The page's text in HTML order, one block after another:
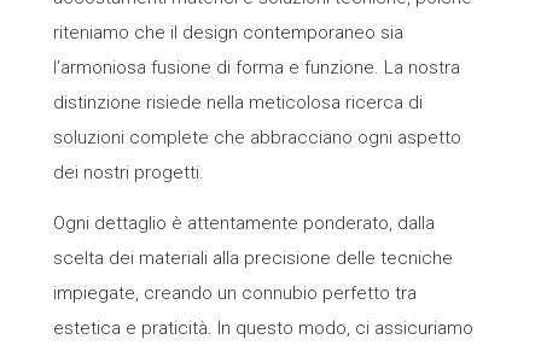
riteniamo che il design contemporaneo sia
l’armoniosa fusione di forma e funzione. La nostra
distinzione risiede nella meticolosa ricerca di
soluzioni complete che abbracciano ogni aspetto
dei nostri progetti.
Ogni dettaglio è attentamente ponderato, dalla
scelta dei materiali alla precisione delle tecniche
impiegate, creando un connubio perfetto tra
estetica e praticità. In questo modo, ci assicuriamo